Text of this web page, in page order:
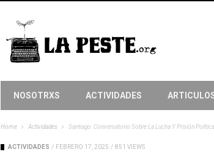
NOSOTRXS ACTIVIDADES
Home Actividades Santiago: Conversatorio Sobre La Lucha Y Prisión
ACTIVIDADES / FEBRERO 17, 2025 / 851 VIEWS